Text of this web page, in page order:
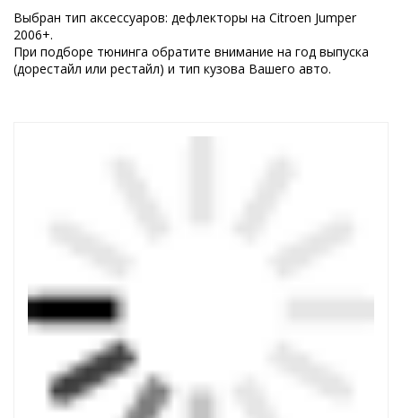
Выбран тип аксессуаров: дефлекторы на Citroen Jumper
2006+.
При подборе тюнинга обратите внимание на год выпуска
(дорестайл или рестайл) и тип кузова Вашего авто.